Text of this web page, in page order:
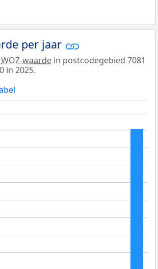
per jaar
WOZ-waarde in postcodegebied 7081
in 2025.